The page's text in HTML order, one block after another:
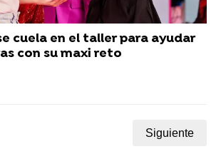
cuela en el taller para ayudar
con su maxi reto
Siguiente